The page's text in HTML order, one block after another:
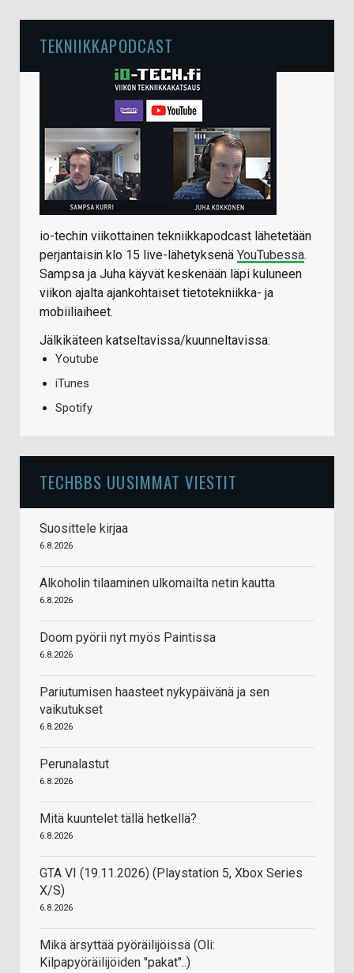
TEKNIIKKAPODCAST
io-techin viikottainen tekniikkapodcast lähetetään
perjantaisin klo 15 live-lähetyksenä YouTubessa.
Sampsa ja Juha käyvät keskenään läpi kuluneen
viikon ajalta ajankohtaiset tietotekniikka- ja
mobiiliaiheet.
Jälkikäteen katseltavissa/kuunneltavissa:
Youtube
iTunes
Spotify
TECHBBS UUSIMMAT VIESTIT
Suosittele kirjaa
6.8.2026
Alkoholin tilaaminen ulkomailta netin kautta
6.8.2026
Doom pyörii nyt myös Paintissa
6.8.2026
Pariutumisen haasteet nykypäivänä ja sen
vaikutukset
6.8.2026
Perunalastut
6.8.2026
Mitä kuuntelet tällä hetkellä?
6.8.2026
GTA VI (19.11.2026) (Playstation 5, Xbox Series
X/S)
6.8.2026
Mikä ärsyttää pyöräilijöissä (Oli:
Kilpapyöräilijöiden "pakat"..)